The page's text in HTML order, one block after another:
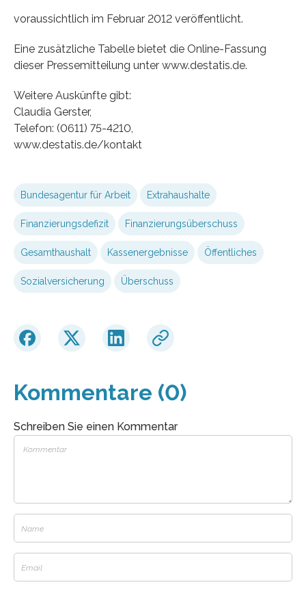
voraussichtlich im Februar 2012 veröffentlicht.
Eine zusätzliche Tabelle bietet die Online-Fassung
dieser Pressemitteilung unter www.destatis.de.
Weitere Auskünfte gibt:
Claudia Gerster,
Telefon: (0611) 75-4210,
www.destatis.de/kontakt
Bundesagentur für Arbeit Extrahaushalte
Finanzierungsdefizit Finanzierungsüberschuss
Gesamthaushalt Kassenergebnisse Öffentliches
Sozialversicherung Überschuss
Kommentare (0)
Schreiben Sie einen Kommentar